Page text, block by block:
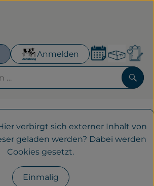
Anmelden
Menu öffnen
verbirgt sich externer Inhalt von
geladen werden? Dabei werden
Cookies gesetzt.
Einmalig